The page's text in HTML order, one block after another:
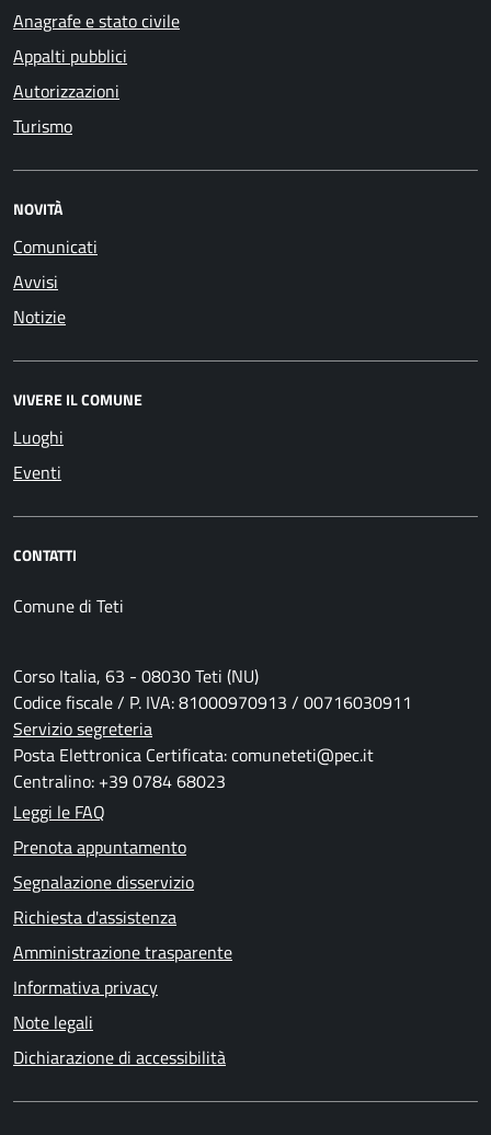
Anagrafe e stato civile
Appalti pubblici
Autorizzazioni
Turismo
NOVITÀ
Comunicati
Avvisi
Notizie
VIVERE IL COMUNE
Luoghi
Eventi
CONTATTI
Comune di Teti
Corso Italia, 63 - 08030 Teti (NU)
Codice fiscale / P. IVA: 81000970913 / 00716030911
Servizio segreteria
Posta Elettronica Certificata: comuneteti@pec.it
Centralino: +39 0784 68023
Leggi le FAQ
Prenota appuntamento
Segnalazione disservizio
Richiesta d'assistenza
Amministrazione trasparente
Informativa privacy
Note legali
Dichiarazione di accessibilità